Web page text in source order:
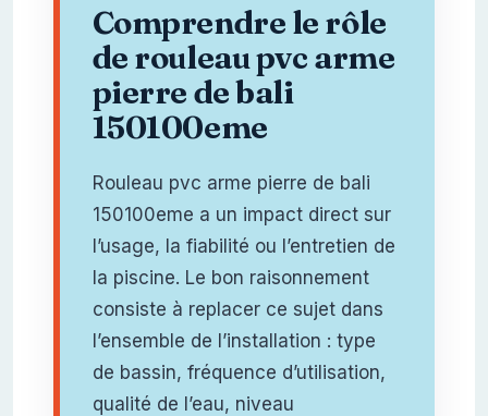
Comprendre le rôle
de rouleau pvc arme
pierre de bali
150100eme
Rouleau pvc arme pierre de bali
150100eme a un impact direct sur
l’usage, la fiabilité ou l’entretien de
la piscine. Le bon raisonnement
consiste à replacer ce sujet dans
l’ensemble de l’installation : type
de bassin, fréquence d’utilisation,
qualité de l’eau, niveau